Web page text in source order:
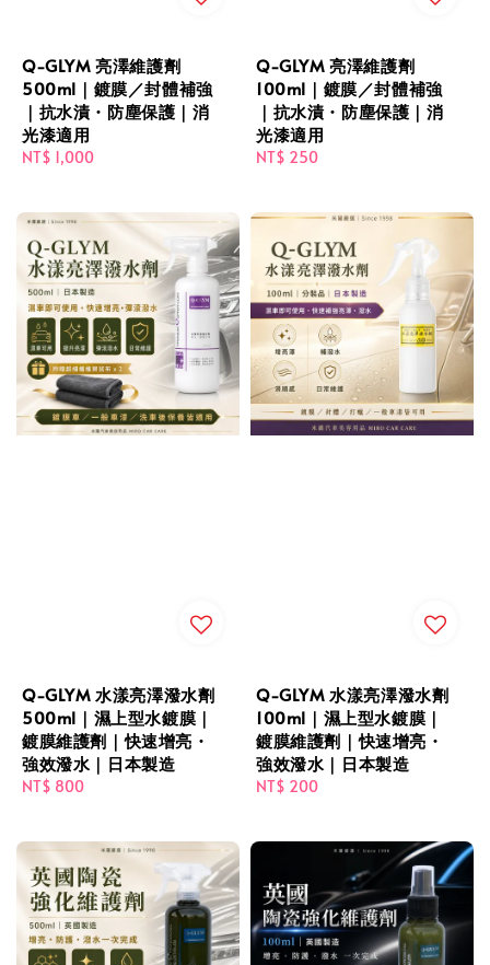
Q-GLYM 亮澤維護劑
500ml｜鍍膜／封體補強
｜抗水漬・防塵保護｜消
光漆適用
Regular
NT$ 1,000
Q-GLYM 亮澤維護劑
100ml｜鍍膜／封體補強
｜抗水漬・防塵保護｜消
光漆適用
Regular
NT$ 250
Q-GLYM 水漾亮澤潑水劑
500ml｜濕上型水鍍膜｜
鍍膜維護劑｜快速增亮・
強效潑水｜日本製造
Regular
NT$ 800
Q-GLYM 水漾亮澤潑水劑
100ml｜濕上型水鍍膜｜
鍍膜維護劑｜快速增亮・
強效潑水｜日本製造
Regular
NT$ 200